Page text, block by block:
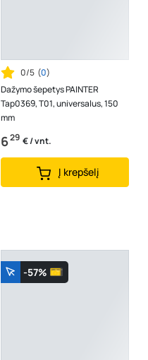
0/5 (0)
Dažymo šepetys PAINTER
Tap0369, T01, universalus, 150
mm
629 € / vnt.
Į krepšelį
-57%